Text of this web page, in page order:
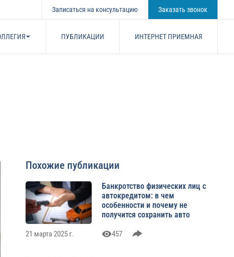
Записаться на консультацию Заказать звонок
ПУБЛИКАЦИИ ИНТЕРНЕТ ПРИЕМНАЯ
Похожие публикации
Банкротство физических лиц с
автокредитом: в чем
особенности и почему не
получится сохранить авто
21 марта 2025 г. 457